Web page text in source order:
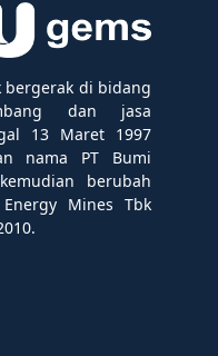
bergerak di bidang
dan jasa
13 Maret 1997
nama PT Bumi
berubah
Mines Tbk